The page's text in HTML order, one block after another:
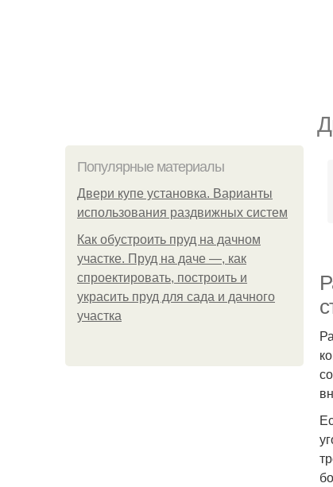
Популярные материалы
Двери купе установка. Варианты
использования раздвижных систем
Как обустроить пруд на дачном
участке. Пруд на даче —, как
спроектировать, построить и
украсить пруд для сада и дачного
участка